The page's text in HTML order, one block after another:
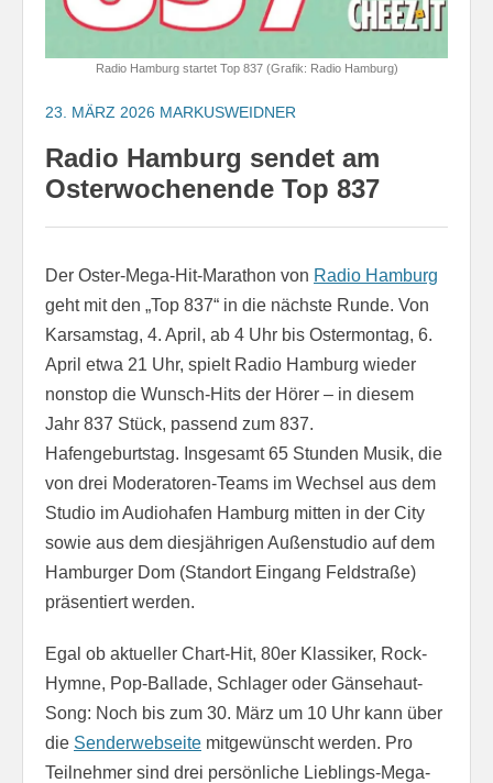
Radio Hamburg startet Top 837 (Grafik: Radio Hamburg)
23. MÄRZ 2026 MARKUSWEIDNER
Radio Hamburg sendet am
Osterwochenende Top 837
Der Oster-Mega-Hit-Marathon von Radio Hamburg
geht mit den „Top 837“ in die nächste Runde. Von
Karsamstag, 4. April, ab 4 Uhr bis Ostermontag, 6.
April etwa 21 Uhr, spielt Radio Hamburg wieder
nonstop die Wunsch-Hits der Hörer – in diesem
Jahr 837 Stück, passend zum 837.
Hafengeburtstag. Insgesamt 65 Stunden Musik, die
von drei Moderatoren-Teams im Wechsel aus dem
Studio im Audiohafen Hamburg mitten in der City
sowie aus dem diesjährigen Außenstudio auf dem
Hamburger Dom (Standort Eingang Feldstraße)
präsentiert werden.
Egal ob aktueller Chart-Hit, 80er Klassiker, Rock-
Hymne, Pop-Ballade, Schlager oder Gänsehaut-
Song: Noch bis zum 30. März um 10 Uhr kann über
die Senderwebseite mitgewünscht werden. Pro
Teilnehmer sind drei persönliche Lieblings-Mega-